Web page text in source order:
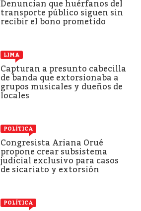
Denuncian que huérfanos del
transporte público siguen sin
recibir el bono prometido
LIMA
Capturan a presunto cabecilla
de banda que extorsionaba a
grupos musicales y dueños de
locales
POLÍTICA
Congresista Ariana Orué
propone crear subsistema
judicial exclusivo para casos
de sicariato y extorsión
POLÍTICA